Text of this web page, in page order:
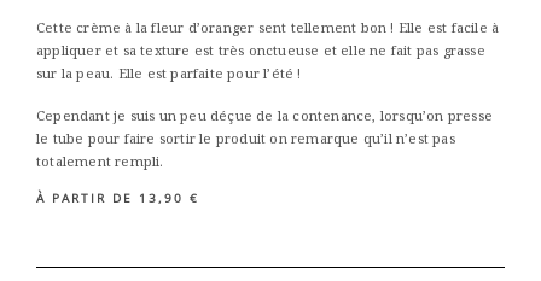
Cette crème à la fleur d’oranger sent tellement bon ! Elle est facile à
appliquer et sa texture est très onctueuse et elle ne fait pas grasse
sur la peau. Elle est parfaite pour l’été !
Cependant je suis un peu déçue de la contenance, lorsqu’on presse
le tube pour faire sortir le produit on remarque qu’il n’est pas
totalement rempli.
À PARTIR DE 13,90 €